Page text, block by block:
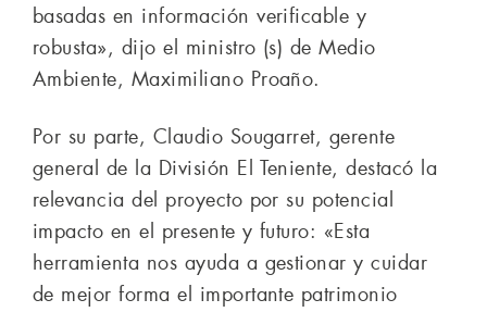
basadas en información verificable y
robusta», dijo el ministro (s) de Medio
Ambiente, Maximiliano Proaño.
Por su parte, Claudio Sougarret, gerente
general de la División El Teniente, destacó la
relevancia del proyecto por su potencial
impacto en el presente y futuro: «Esta
herramienta nos ayuda a gestionar y cuidar
de mejor forma el importante patrimonio